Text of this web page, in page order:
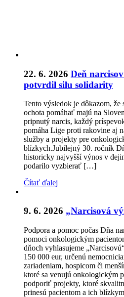
22. 6. 2026 Deň
potvrdil silu solidarity
Tento výsledok je dôkazom, že
ochota pomáhať majú na
pripnutý narcis, každý
pomáha Lige proti rakovine aj
služby a projekty pre
blízkych.Jubilejný 30. ročník
historicky najvyšší výnos v
podarilo vyzbierať […]
Čítať ďalej
9. 6. 2026 „Narcisová
Podpora a pomoc počas Dňa
pomoci onkologickým
dňoch vyhlasujeme
150 000 eur, určenú
zariadeniam, hospicom či
ktoré sa venujú onkologickým
podporiť projekty, ktoré
prinesú pacientom a ich